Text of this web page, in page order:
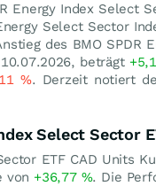
Energy Index Select
Select Sector
des BMO SPDR
beträgt
%. Derzeit notiert
Select Sector
ETF CAD Units
von +36,77 %. Die